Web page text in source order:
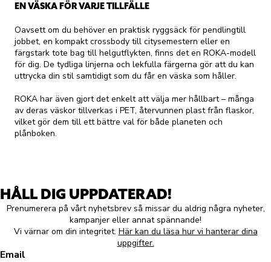
EN VÄSKA FÖR VARJE TILLFÄLLE
Oavsett om du behöver en praktisk ryggsäck för pendlingtill
jobbet, en kompakt crossbody till citysemestern eller en
färgstark tote bag till helgutflykten, finns det en ROKA-modell
för dig. De tydliga linjerna och lekfulla färgerna gör att du kan
uttrycka din stil samtidigt som du får en väska som håller.
ROKA har även gjort det enkelt att välja mer hållbart – många
av deras väskor tillverkas i PET, återvunnen plast från flaskor,
vilket gör dem till ett bättre val för både planeten och
plånboken.
HÅLL DIG UPPDATERAD!
Prenumerera på vårt nyhetsbrev så missar du aldrig några nyheter,
kampanjer eller annat spännande!
Vi värnar om din integritet. Här kan du läsa hur vi hanterar dina
uppgifter.
Email